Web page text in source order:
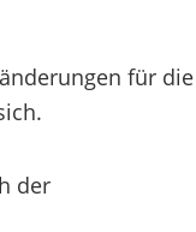
für die
der